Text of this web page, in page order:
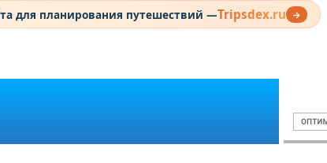
для планирования путешествий —Tripsdex.ru →